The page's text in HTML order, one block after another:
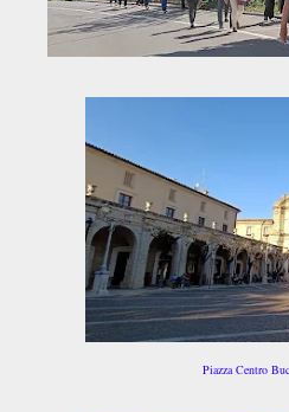
Piazza Centro